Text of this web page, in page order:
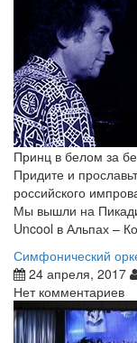
Принц в белом за
Придите и
российского
Мы вышли на
Uncool в Альпах –
Симфонический
24 апреля, 2017
Нет комментариев